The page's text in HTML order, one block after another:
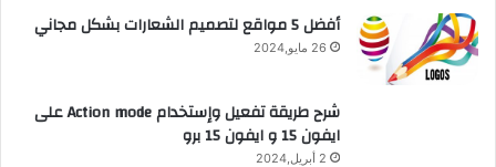
أفضل 5 مواقع لتصميم الشعارات بشكل مجاني
26 مايو,2024
شرح طريقة تفعيل وإستخدام Action mode على
ايفون 15 و ايفون 15 برو
2 أبريل,2024